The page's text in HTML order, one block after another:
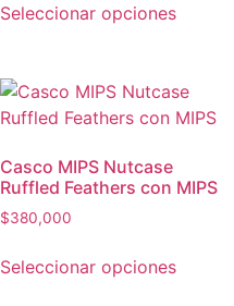
Seleccionar opciones
Casco MIPS Nutcase
Ruffled Feathers con MIPS
$380,000
Seleccionar opciones